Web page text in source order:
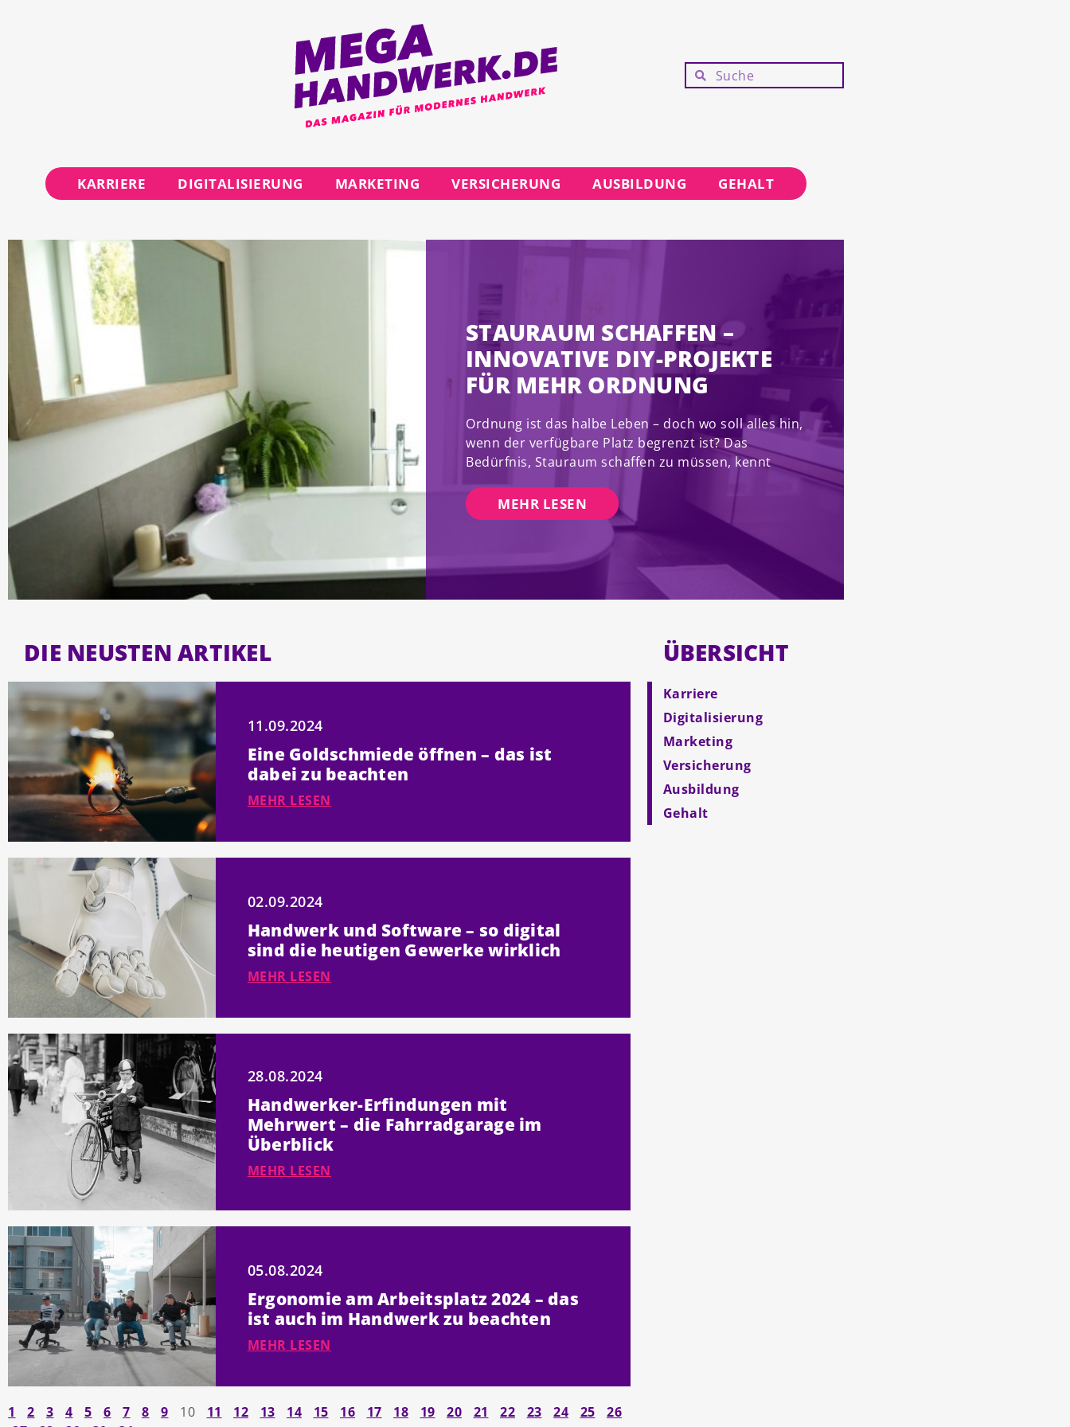
KARRIERE DIGITALISIERUNG MARKETING VERSICHERUNG AUSBILDUNG GEHALT
STAURAUM SCHAFFEN –
INNOVATIVE DIY-PROJEKTE
FÜR MEHR ORDNUNG
Ordnung ist das halbe Leben – doch wo soll alles hin,
wenn der verfügbare Platz begrenzt ist? Das
Bedürfnis, Stauraum schaffen zu müssen, kennt
MEHR LESEN
DIE NEUSTEN ARTIKEL
11.09.2024
Eine Goldschmiede öffnen – das ist
dabei zu beachten
MEHR LESEN
02.09.2024
Handwerk und Software – so digital
sind die heutigen Gewerke wirklich
MEHR LESEN
28.08.2024
Handwerker-Erfindungen mit
Mehrwert – die Fahrradgarage im
Überblick
MEHR LESEN
05.08.2024
Ergonomie am Arbeitsplatz 2024 – das
ist auch im Handwerk zu beachten
MEHR LESEN
1 2 3 4 5 6 7 8 9 10 11 12 13 14 15 16 17 18 19 20 21 22 23 24 25
26
ÜBERSICHT
Karriere
Digitalisierung
Marketing
Versicherung
Ausbildung
Gehalt